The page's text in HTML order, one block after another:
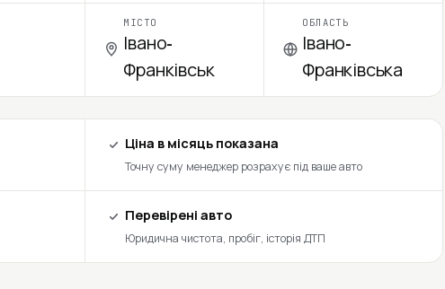
МІСТО
Івано-
Франківськ
ОБЛАСТЬ
Івано-
Франківська
Ціна в місяць показана
Точну суму менеджер розрахує під ваше авто
Перевірені авто
Юридична чистота, пробіг, історія ДТП